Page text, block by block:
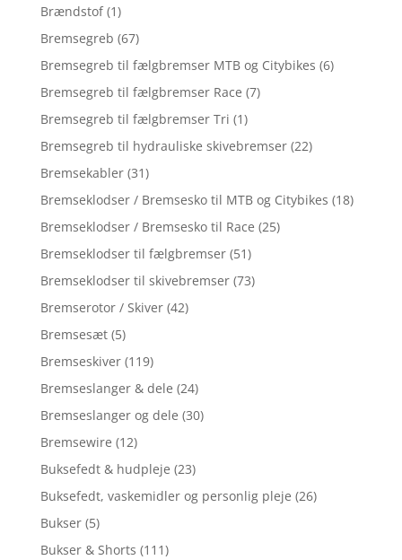
Brændstof (1)
Bremsegreb (67)
Bremsegreb til fælgbremser MTB og Citybikes (6)
Bremsegreb til fælgbremser Race (7)
Bremsegreb til fælgbremser Tri (1)
Bremsegreb til hydrauliske skivebremser (22)
Bremsekabler (31)
Bremseklodser / Bremsesko til MTB og Citybikes (18)
Bremseklodser / Bremsesko til Race (25)
Bremseklodser til fælgbremser (51)
Bremseklodser til skivebremser (73)
Bremserotor / Skiver (42)
Bremsesæt (5)
Bremseskiver (119)
Bremseslanger & dele (24)
Bremseslanger og dele (30)
Bremsewire (12)
Buksefedt & hudpleje (23)
Buksefedt, vaskemidler og personlig pleje (26)
Bukser (5)
Bukser & Shorts (111)